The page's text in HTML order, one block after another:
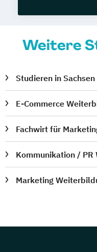
Weitere
Studieren in Sachsen
E-Commerce
Fachwirt für
Kommunikation / PR
Marketing